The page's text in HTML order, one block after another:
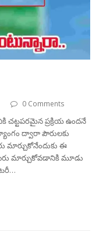
0 Comments
చట్టపరమైన ప్రక్రియ ఉందనే
ద్వారా పౌరులకు
మార్చుకోనేందుకు ఈ
మార్చుకోవడానికి మూడు